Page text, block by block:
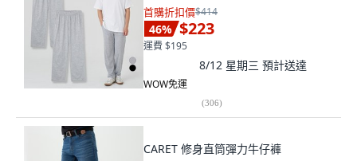
首購折扣價$414
46% $223
運費 $195
8/12 星期三 預計送達
WOW免運
(306)
CARET 修身直筒彈力牛仔褲